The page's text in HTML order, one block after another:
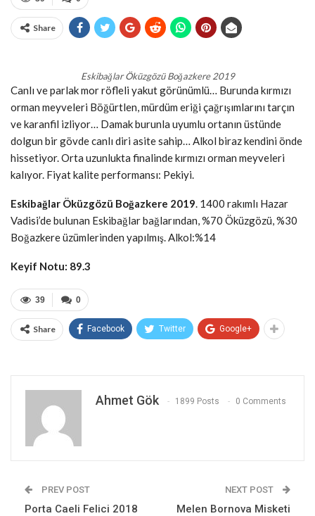
Share
Eskibağlar Öküzgözü Boğazkere 2019
Canlı ve parlak mor röfleli yakut görünümlü… Burunda kırmızı
orman meyveleri Böğürtlen, mürdüm eriği çağrışımlarını tarçın
ve karanfil izliyor… Damak burunla uyumlu ortanın üstünde
dolgun bir gövde canlı diri asite sahip… Alkol biraz kendini önde
hissetiyor. Orta uzunlukta finalinde kırmızı orman meyveleri
kalıyor. Fiyat kalite performansı: Pekiyi.
Eskibağlar Öküzgözü Boğazkere 2019. 1400 rakımlı Hazar
Vadisi’de bulunan Eskibağlar bağlarından, %70 Öküzgözü, %30
Boğazkere üzümlerinden yapılmış. Alkol:%14
Keyif Notu: 89.3
0
39
Share Facebook Twitter Google+
Ahmet Gök 1899 Posts 0 Comments
PREV POST
Porta Caeli Felici 2018
NEXT POST
Melen Bornova Misketi